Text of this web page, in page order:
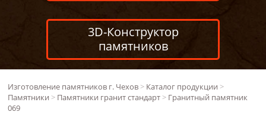
3D-Конструктор
памятников
Изготовление памятников г. Чехов > Каталог продукции >
Памятники > Памятники гранит стандарт > Гранитный памятник
069